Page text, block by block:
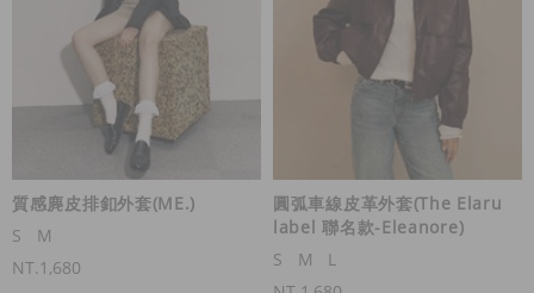
質感麂皮排釦外套(ME.)
S
M
NT.1,680
圓弧車線皮革外套(The Elaru
label 聯名款-Eleanore)
S
M
L